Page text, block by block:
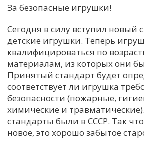
За безопасные игрушки!
Сегодня в силу вступил новый
детские игрушки. Теперь
квалифицироваться по
материалам, из которых они
Принятый стандарт будет
соответствует ли игрушка
безопасности (пожарные,
химические и
стандарты были в СССР. Так
новое, это хорошо забытое